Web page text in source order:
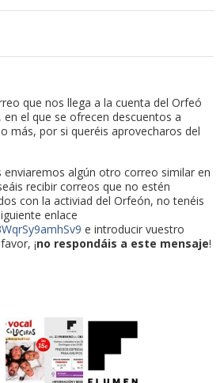
que nos llega a la cuenta del Orfeó
el que se ofrecen descuentos a
más, por si queréis aprovecharos del
enviaremos algún otro correo similar en
recibir correos que no estén
con la activiad del Orfeón, no tenéis
enlace
e introducir vuestro
¡no respondáis a este mensaje!